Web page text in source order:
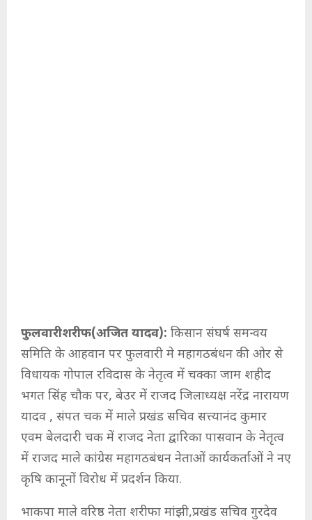
फुलवारीशरीफ(अजित यादव): किसान संघर्ष समन्वय
समिति के आहवान पर फुलवारी मे महागठबंधन की ओर से
विधायक गोपाल रविदास के नेतृत्व में चक्का जाम शहीद
भगत सिंह चौक पर, बेउर में राजद जिलाध्यक्ष नरेंद्र नारायण
यादव , संपत चक में माले प्रखंड सचिव सत्त्यानंद कुमार
एवम बेलदारी चक में राजद नेता द्वारिका पासवान के नेतृत्व
में राजद माले कांग्रेस महागठबंधन नेताओं कार्यकर्ताओं ने नए
कृषि कानूनों विरोध में प्रदर्शन किया.
भाकपा माले वरिष्ठ नेता शरीफा मांझी,प्रखंड सचिव गुरदेव